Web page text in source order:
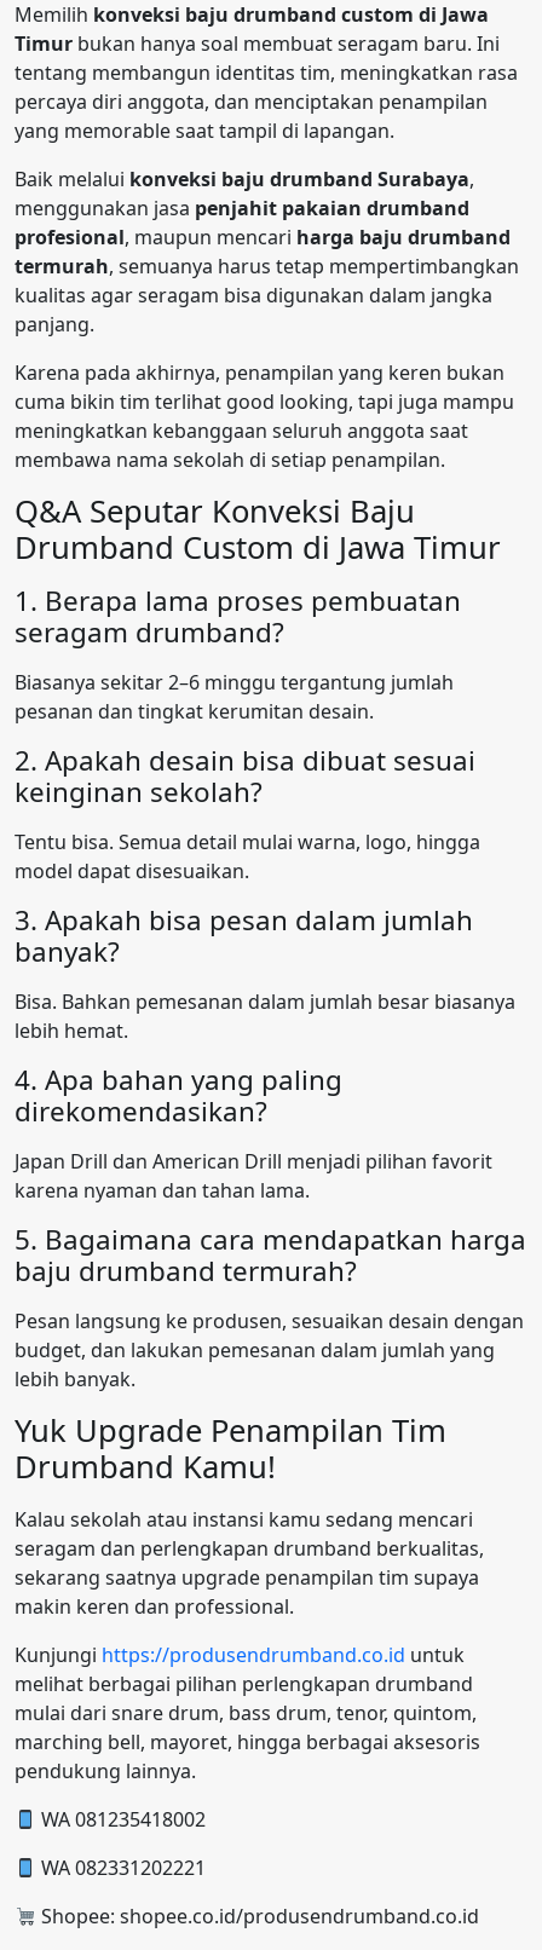
Memilih konveksi baju drumband custom di Jawa
Timur bukan hanya soal membuat seragam baru. Ini
tentang membangun identitas tim, meningkatkan rasa
percaya diri anggota, dan menciptakan penampilan
yang memorable saat tampil di lapangan.
Baik melalui konveksi baju drumband Surabaya,
menggunakan jasa penjahit pakaian drumband
profesional, maupun mencari harga baju drumband
termurah, semuanya harus tetap mempertimbangkan
kualitas agar seragam bisa digunakan dalam jangka
panjang.
Karena pada akhirnya, penampilan yang keren bukan
cuma bikin tim terlihat good looking, tapi juga mampu
meningkatkan kebanggaan seluruh anggota saat
membawa nama sekolah di setiap penampilan.
Q&A Seputar Konveksi Baju
Drumband Custom di Jawa Timur
1. Berapa lama proses pembuatan
seragam drumband?
Biasanya sekitar 2–6 minggu tergantung jumlah
pesanan dan tingkat kerumitan desain.
2. Apakah desain bisa dibuat sesuai
keinginan sekolah?
Tentu bisa. Semua detail mulai warna, logo, hingga
model dapat disesuaikan.
3. Apakah bisa pesan dalam jumlah
banyak?
Bisa. Bahkan pemesanan dalam jumlah besar biasanya
lebih hemat.
4. Apa bahan yang paling
direkomendasikan?
Japan Drill dan American Drill menjadi pilihan favorit
karena nyaman dan tahan lama.
5. Bagaimana cara mendapatkan harga
baju drumband termurah?
Pesan langsung ke produsen, sesuaikan desain dengan
budget, dan lakukan pemesanan dalam jumlah yang
lebih banyak.
Yuk Upgrade Penampilan Tim
Drumband Kamu!
Kalau sekolah atau instansi kamu sedang mencari
seragam dan perlengkapan drumband berkualitas,
sekarang saatnya upgrade penampilan tim supaya
makin keren dan professional.
Kunjungi https://produsendrumband.co.id untuk
melihat berbagai pilihan perlengkapan drumband
mulai dari snare drum, bass drum, tenor, quintom,
marching bell, mayoret, hingga berbagai aksesoris
pendukung lainnya.
WA 081235418002
WA 082331202221
Shopee: shopee.co.id/produsendrumband.co.id